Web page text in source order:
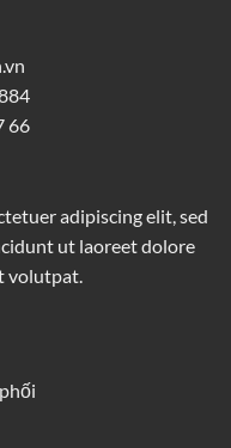
66
adipiscing elit, sed
ut laoreet dolore
volutpat.